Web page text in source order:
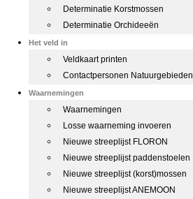
Determinatie Korstmossen
Determinatie Orchideeën
Het veld in
Veldkaart printen
Contactpersonen Natuurgebieden
Waarnemingen
Waarnemingen
Losse waarneming invoeren
Nieuwe streeplijst FLORON
Nieuwe streeplijst paddenstoelen
Nieuwe streeplijst (korst)mossen
Nieuwe streeplijst ANEMOON